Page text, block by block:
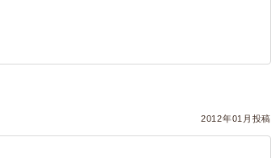
2012年01月投稿